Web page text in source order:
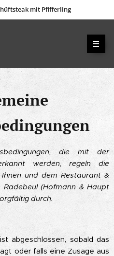
mit Pfifferling
die mit der
werden, regeln die
Ihnen und dem Restaurant &
(Hofmann & Haupt
durch.
abgeschlossen, sobald das
oder falls eine Zusage aus